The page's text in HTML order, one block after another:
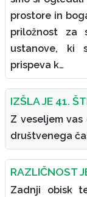
prostore in
priložnost za
ustanove, ki
prispeva k…
IZŠLA JE 41.
Z veseljem
društvenega
RAZLIČNOST
Zadnji obisk